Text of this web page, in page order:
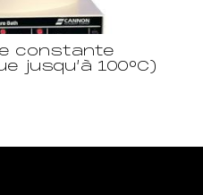
constante
jusqu’à 100°C)